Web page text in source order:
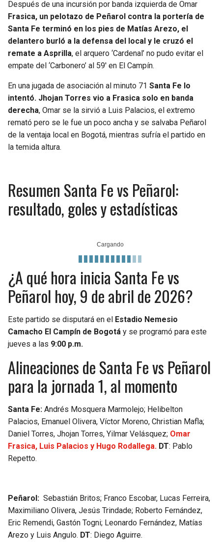
Después de una incursión por banda izquierda de Omar
Frasica, un pelotazo de Peñarol contra la portería de
Santa Fe terminó en los pies de Matías Arezo, el
delantero burló a la defensa del local y le cruzó el
remate a Asprilla, el arquero ‘Cardenal’ no pudo evitar el
empate del ‘Carbonero’ al 59′ en El Campín.
En una jugada de asociación al minuto 71 Santa Fe lo
intentó. Jhojan Torres vio a Frasica solo en banda
derecha, Omar se la sirvió a Luis Palacios, el extremo
remató pero se le fue un poco ancha y se salvaba Peñarol
de la ventaja local en Bogotá, mientras sufría el partido en
la temida altura.
Resumen Santa Fe vs Peñarol:
resultado, goles y estadísticas
¿A qué hora inicia Santa Fe vs
Peñarol hoy, 9 de abril de 2026?
Este partido se disputará en el Estadio Nemesio
Camacho El Campín de Bogotá y se programó para este
jueves a las 9:00 p.m.
Alineaciones de Santa Fe vs Peñarol
para la jornada 1, al momento
Santa Fe: Andrés Mosquera Marmolejo; Helibelton
Palacios, Emanuel Olivera, Víctor Moreno, Christian Mafla;
Daniel Torres, Jhojan Torres, Yilmar Velásquez; Omar
Frasica, Luis Palacios y Hugo Rodallega. DT: Pablo
Repetto.
Peñarol: Sebastián Britos; Franco Escobar, Lucas Ferreira,
Maximiliano Olivera, Jesús Trindade; Roberto Fernández,
Eric Remendi, Gastón Togni; Leonardo Fernández, Matías
Arezo y Luis Angulo. DT: Diego Aguirre.